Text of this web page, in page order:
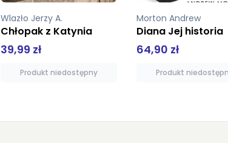
Morton Andrew
Diana Jej historia
64,90 zł
Produkt niedostępny
Sturm Irene
32,00 zł
Dodaj do koszyka